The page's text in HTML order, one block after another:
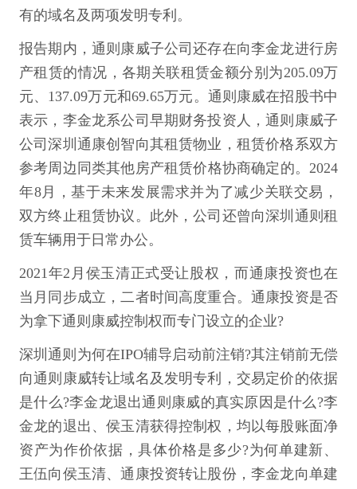
有的域名及两项发明专利。
报告期内，通则康威子公司还存在向李金龙进行房
产租赁的情况，各期关联租赁金额分别为205.09万
元、137.09万元和69.65万元。通则康威在招股书中
表示，李金龙系公司早期财务投资人，通则康威子
公司深圳通康创智向其租赁物业，租赁价格系双方
参考周边同类其他房产租赁价格协商确定的。2024
年8月，基于未来发展需求并为了减少关联交易，
双方终止租赁协议。此外，公司还曾向深圳通则租
赁车辆用于日常办公。
2021年2月侯玉清正式受让股权，而通康投资也在
当月同步成立，二者时间高度重合。通康投资是否
为拿下通则康威控制权而专门设立的企业?
深圳通则为何在IPO辅导启动前注销?其注销前无偿
向通则康威转让域名及发明专利，交易定价的依据
是什么?李金龙退出通则康威的真实原因是什么?李
金龙的退出、侯玉清获得控制权，均以每股账面净
资产为作价依据，具体价格是多少?为何单建新、
王伍向侯玉清、通康投资转让股份，李金龙向单建